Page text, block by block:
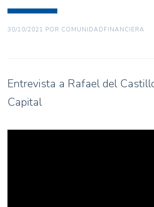
30/10/2021 POR COMUNIDADFINANCIERA
Entrevista a Rafael del
Capital